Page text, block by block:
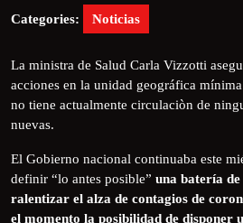
Categories: Noticias
La ministra de Salud Carla Vizzotti
acciones en la unidad geográfica
no tiene actualmente circulaciòn de
nuevas.
El Gobierno nacional continuaba este
definir “lo antes posible” una batería
ralentizar el alza de contagios de
el momento la posibilidad de disponer